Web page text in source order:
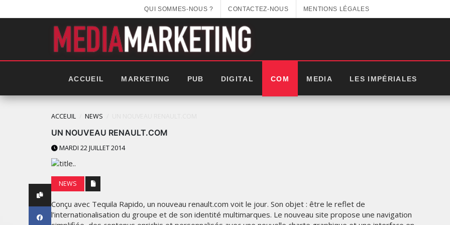
QUI SOMMES-NOUS ? CONTACTEZ-NOUS MENTIONS LÉGALES
ACCUEIL MARKETING PUB DIGITAL COM MEDIA LES IMPÉRIALES
ACCEUIL NEWS
UN NOUVEAU RENAULT.COM
MARDI 22 JUILLET 2014
NEWS
Conçu avec Tequila Rapido, un nouveau renault.com voit le jour. Son objet : être le reflet de
l’internationalisation du groupe et de son identité multimarques. Le nouveau site propose une navigation
LES IMPÉRIALES WEEK 2025: